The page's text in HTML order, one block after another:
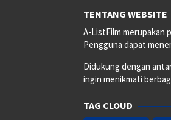
TENTANG WEBSITE
A-ListFilm merupakan
Pengguna dapat
Didukung dengan
ingin menikmati
TAG CLOUD